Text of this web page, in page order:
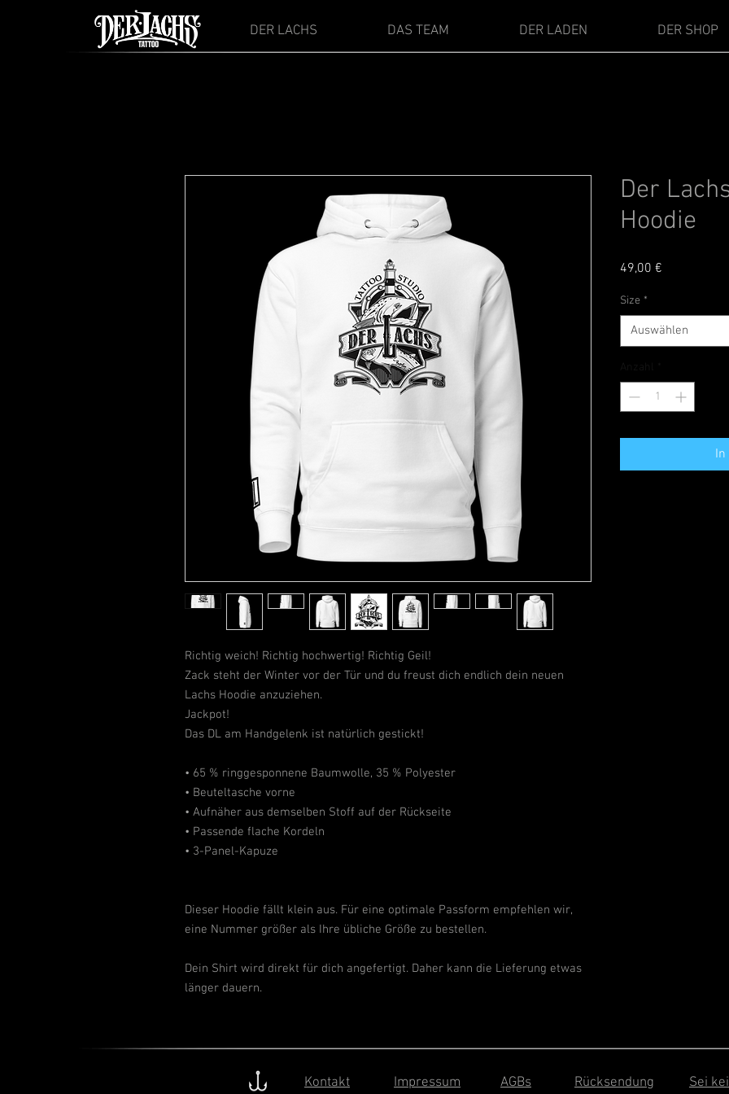
DER LACHS DAS TEAM DER LADEN DER SHOP
Richtig weich! Richtig hochwertig! Richtig Geil!
Zack steht der Winter vor der Tür und du freust dich endlich dein neuen
Lachs Hoodie anzuziehen.
Jackpot!
Das DL am Handgelenk ist natürlich gestickt!
• 65 % ringgesponnene Baumwolle, 35 % Polyester
• Beuteltasche vorne
• Aufnäher aus demselben Stoff auf der Rückseite
• Passende flache Kordeln
• 3-Panel-Kapuze
Dieser Hoodie fällt klein aus. Für eine optimale Passform empfehlen wir,
eine Nummer größer als Ihre übliche Größe zu bestellen.
Dein Shirt wird direkt für dich angefertigt. Daher kann die Lieferung etwas
länger dauern.
Der
Hoodie
49,00 €
Size *
Auswählen
In
Kontakt Impressum AGBs Rücksendung Sei